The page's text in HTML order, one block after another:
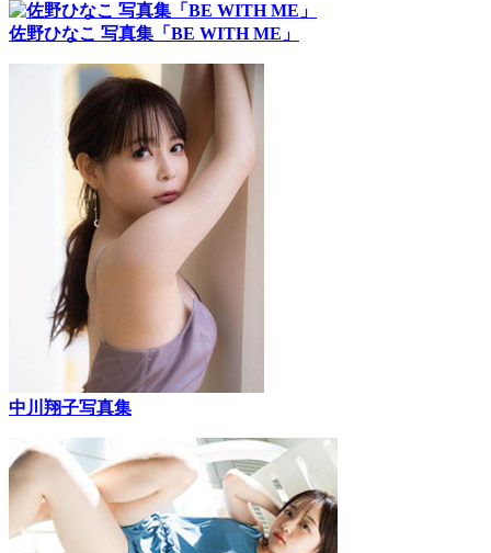
佐野ひなこ 写真集「BE WITH ME」
中川翔子写真集